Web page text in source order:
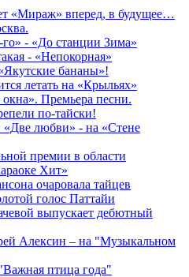
«Мираж» вперед, в будущее…
- «До станции Зима»
- «Непокорная»
бананы»!
летать на «Крыльях»
Премьера песни.
по-тайски!
любви» - на «Стене
премии в области
Хит»
очаровала тайцев
голос Паттайи
выпускает дебютный
Алексин – на "Музыкальном
птица года"